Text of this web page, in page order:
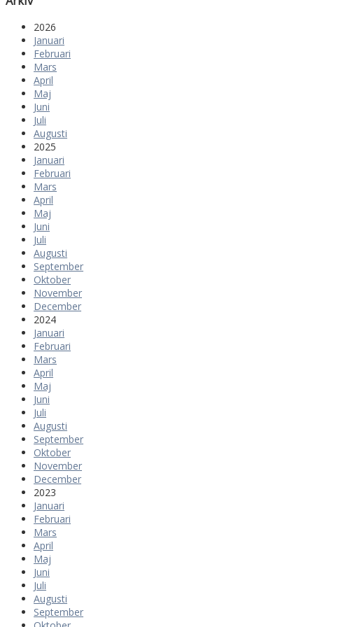
2026
Januari
Februari
Mars
April
Maj
Juni
Juli
Augusti
2025
Januari
Februari
Mars
April
Maj
Juni
Juli
Augusti
September
Oktober
November
December
2024
Januari
Februari
Mars
April
Maj
Juni
Juli
Augusti
September
Oktober
November
December
2023
Januari
Februari
Mars
April
Maj
Juni
Juli
Augusti
September